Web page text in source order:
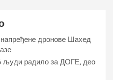
дронове Шахед
људи радило за ДОГЕ, део